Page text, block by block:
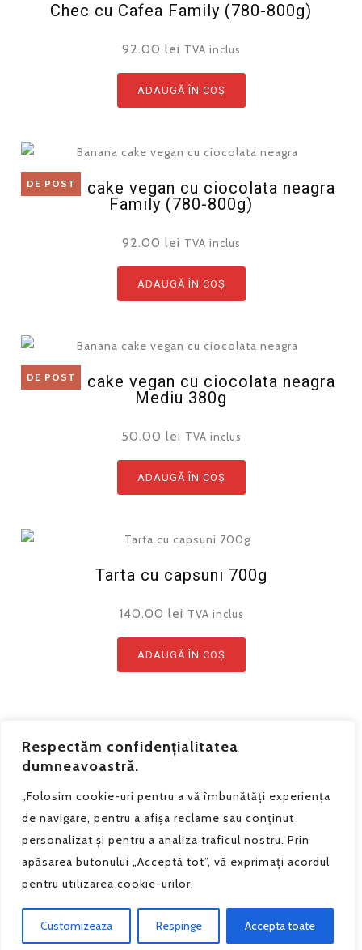
Respectăm confidențialitatea
dumneavoastră.
„Folosim cookie-uri pentru a vă îmbunătăți experiența
de navigare, pentru a afișa reclame sau conținut
personalizat și pentru a analiza traficul nostru. Prin
apăsarea butonului „Acceptă tot”, vă exprimați acordul
pentru utilizarea cookie-urilor.
Customizeaza Respinge Accepta toate
Chec cu Cafea Family (780-800g)
92.00 lei TVA inclus
ADAUGĂ ÎN COȘ
DE POST
Banana cake vegan cu ciocolata neagra
Family (780-800g)
92.00 lei TVA inclus
ADAUGĂ ÎN COȘ
DE POST
Banana cake vegan cu ciocolata neagra
Mediu 380g
50.00 lei TVA inclus
ADAUGĂ ÎN COȘ
Tarta cu capsuni 700g
140.00 lei TVA inclus
ADAUGĂ ÎN COȘ
Grain de Sel SRL - Telefon: